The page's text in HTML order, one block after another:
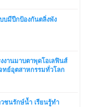
บมีปีกป้องกันตลิ่งพัง
งานมาบตาพุดโอเลฟินส์
ทย์อุตสาหกรรมทั่วโลก
ชนรักษ์น้ำ เรียนรู้ทำ